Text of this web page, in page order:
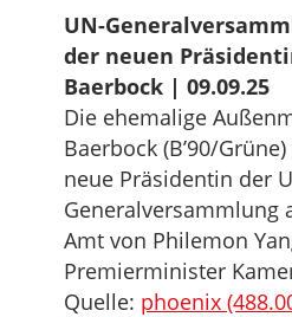
UN-
der neuen
Baerbock | 09.09.25
Die ehemalige
Baerbock (B’90/
neue Präsidentin der
Generalversammlung
Amt von Philemon
Premierminister
Quelle: phoenix